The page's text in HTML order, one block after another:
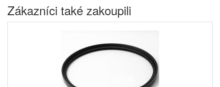
Zákazníci také zakoupili